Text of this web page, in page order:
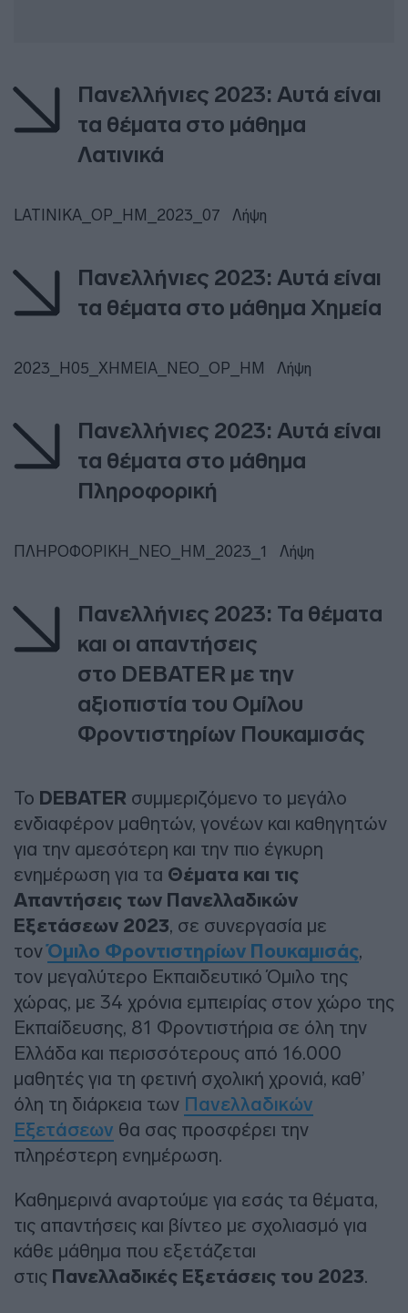
Πανελλήνιες 2023: Αυτά είναι
τα θέματα στο μάθημα
Λατινικά
LATINIKA_OP_HM_2023_07 Λήψη
Πανελλήνιες 2023: Αυτά είναι
τα θέματα στο μάθημα Χημεία
2023_H05_XHMEIA_NEO_OP_HM Λήψη
Πανελλήνιες 2023: Αυτά είναι
τα θέματα στο μάθημα
Πληροφορική
ΠΛΗΡΟΦΟΡΙΚΗ_ΝΕΟ_ΗΜ_2023_1 Λήψη
Πανελλήνιες 2023: Τα θέματα
και οι απαντήσεις
στo DEBATER με την
αξιοπιστία του Ομίλου
Φροντιστηρίων Πουκαμισάς
Το DEBATER συμμεριζόμενο το μεγάλο
ενδιαφέρον μαθητών, γονέων και καθηγητών
για την αμεσότερη και την πιο έγκυρη
ενημέρωση για τα Θέματα και τις
Απαντήσεις των Πανελλαδικών
Εξετάσεων 2023, σε συνεργασία με
τονΌμιλο Φροντιστηρίων Πουκαμισάς,
τον μεγαλύτερο Εκπαιδευτικό Όμιλο της
χώρας, με 34 χρόνια εμπειρίας στον χώρο της
Εκπαίδευσης, 81 Φροντιστήρια σε όλη την
Ελλάδα και περισσότερους από 16.000
μαθητές για τη φετινή σχολική χρονιά, καθ’
όλη τη διάρκεια των Πανελλαδικών
Εξετάσεων θα σας προσφέρει την
πληρέστερη ενημέρωση.
Καθημερινά αναρτούμε για εσάς τα θέματα,
τις απαντήσεις και βίντεο με σχολιασμό για
κάθε μάθημα που εξετάζεται
στις Πανελλαδικές Εξετάσεις του 2023.